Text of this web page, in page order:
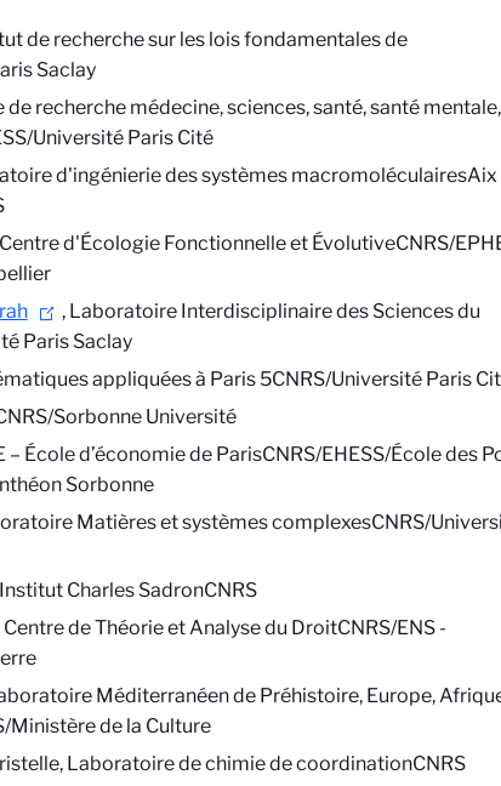
de recherche sur les lois fondamentales de
Saclay
de recherche médecine, sciences, santé, santé mentale,
Université Paris Cité
d'ingénierie des systèmes macromoléculairesAix
d'Écologie Fonctionnelle et ÉvolutiveCNRS/
, Laboratoire Interdisciplinaire des Sciences du
Paris Saclay
appliquées à Paris 5CNRS/Université Paris
Sorbonne Université
– École d’économie de ParisCNRS/EHESS/École des
Sorbonne
Matières et systèmes complexesCNRS/
Charles SadronCNRS
Centre de Théorie et Analyse du DroitCNRS/ENS -
Méditerranéen de Préhistoire, Europe,
Ministère de la Culture
Laboratoire de chimie de coordinationCNRS